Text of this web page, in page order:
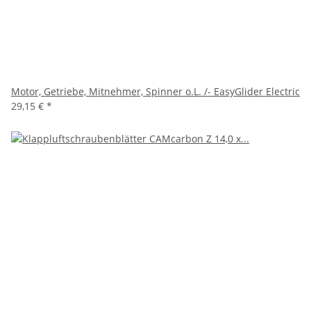
Motor, Getriebe, Mitnehmer, Spinner o.L. /- EasyGlider Electric
29,15 € *